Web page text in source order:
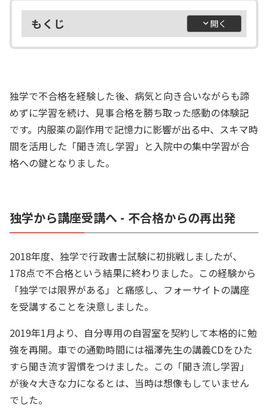
もくじ
独学で不合格を経験した後、病気と向き合いながらも諦
めずに学習を続け、見事合格を勝ち取った感動の体験記
です。内服薬の副作用で記憶力に影響が出る中、スキマ時
間を活用した「聞き流し学習」と入院中の集中学習が合
格への鍵となりました。
独学から講座受講へ - 不合格からの再出発
2018年度、独学で行政書士試験に初挑戦しましたが、
178点で不合格という結果に終わりました。この経験から
「独学では限界がある」と痛感し、フォーサイトの講座
を受講することを決意しました。
2019年1月より、自分専用の自習室を契約して本格的に勉
強を再開。車での通勤時間には福澤先生の講義CDをひた
すら聞き流す習慣をつけました。この「聞き流し学習」
が後々大きな力になるとは、当時は想像もしていません
でした。